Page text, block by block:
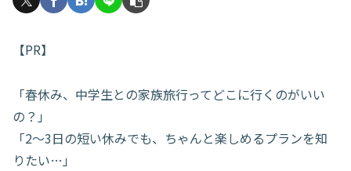
【PR】
「春休み、中学生との家族旅行ってどこに行くのがいい
の？」
「2〜3日の短い休みでも、ちゃんと楽しめるプランを知
りたい…」